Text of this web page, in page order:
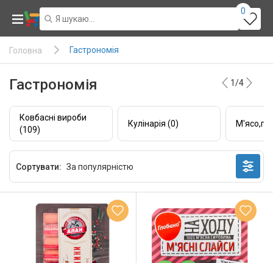
0
Головна Гастрономія
Гастрономія 1/4
Ковбасні вироби
(109)
Кулінарія (0)
Сортувати: